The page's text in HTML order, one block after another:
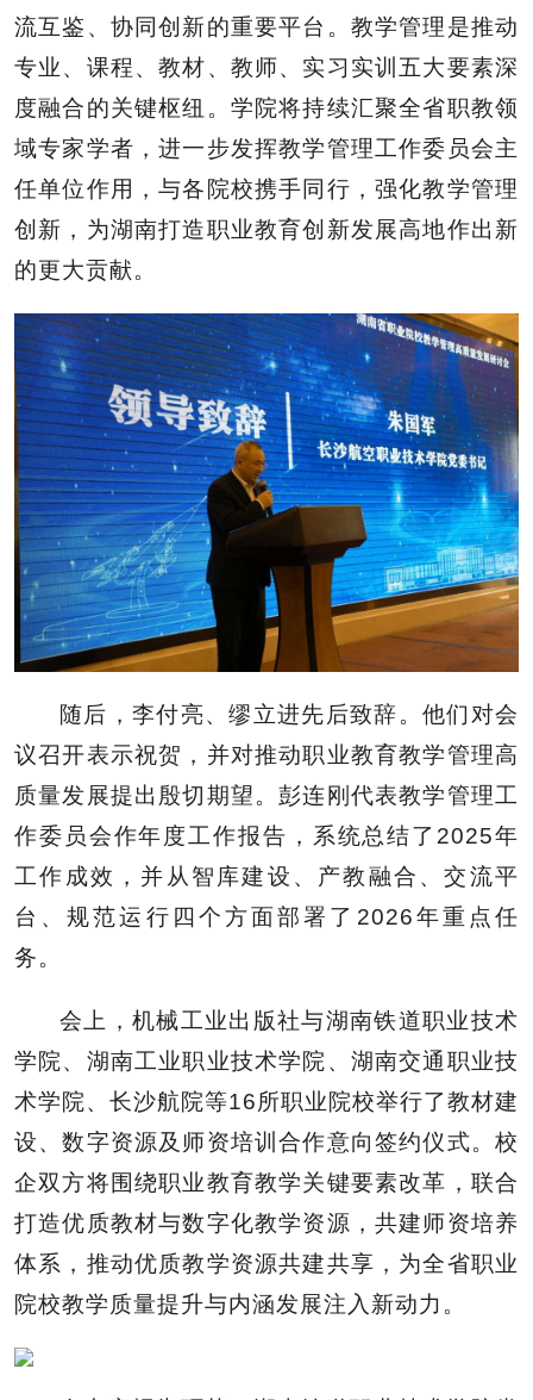
流互鉴、协同创新的重要平台。教学管理是推动
专业、课程、教材、教师、实习实训五大要素深
度融合的关键枢纽。学院将持续汇聚全省职教领
域专家学者，进一步发挥教学管理工作委员会主
任单位作用，与各院校携手同行，强化教学管理
创新，为湖南打造职业教育创新发展高地作出新
的更大贡献。
随后，李付亮、缪立进先后致辞。他们对会
议召开表示祝贺，并对推动职业教育教学管理高
质量发展提出殷切期望。彭连刚代表教学管理工
作委员会作年度工作报告，系统总结了2025年
工作成效，并从智库建设、产教融合、交流平
台、规范运行四个方面部署了2026年重点任
务。
会上，机械工业出版社与湖南铁道职业技术
学院、湖南工业职业技术学院、湖南交通职业技
术学院、长沙航院等16所职业院校举行了教材建
设、数字资源及师资培训合作意向签约仪式。校
企双方将围绕职业教育教学关键要素改革，联合
打造优质教材与数字化教学资源，共建师资培养
体系，推动优质教学资源共建共享，为全省职业
院校教学质量提升与内涵发展注入新动力。